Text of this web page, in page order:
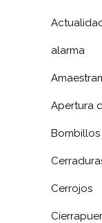
alarma
Apertura
Bombillos
Cerrojos